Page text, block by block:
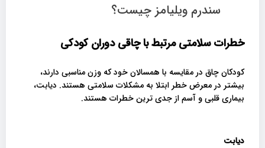
سندرم ویلیامز چیست؟
خطرات سلامتی مرتبط با چاقی دوران کودکی
کودکان چاق در مقایسه با همسالان خود که وزن مناسبی دارند،
بیشتر در معرض خطر ابتلا به مشکلات سلامتی هستند. دیابت،
بیماری قلبی و آسم از جدی ترین خطرات هستند.
دیابت